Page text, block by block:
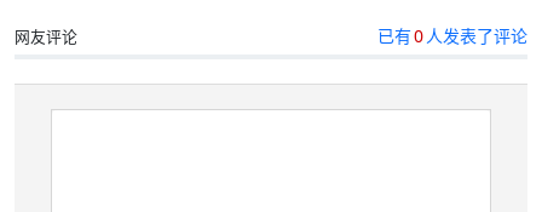
网友评论 已有0人发表了评论